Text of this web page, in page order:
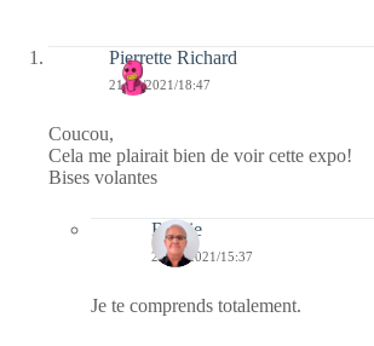
Pierrette Richard
21/05/2021/18:47
Coucou,
Cela me plairait bien de voir cette expo!
Bises volantes
Bernie
24/05/2021/15:37
Je te comprends totalement.